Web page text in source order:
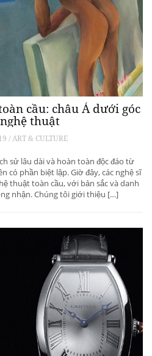
cầu: châu Á dưới góc
thuật
/ ART & CULTURE
sử lâu dài và hoàn toàn độc đáo từ
có phần biệt lập. Giờ đây, các nghệ sĩ
thuật toàn cầu, với bản sắc và danh
nhận. Chúng tôi giới thiệu […]